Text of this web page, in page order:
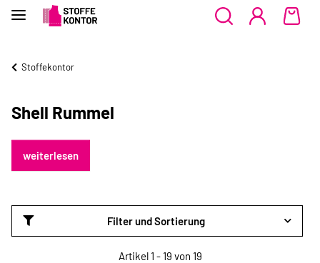
Stoffekontor
Shell Rummel
weiterlesen
Filter und Sortierung
Artikel 1 - 19 von 19